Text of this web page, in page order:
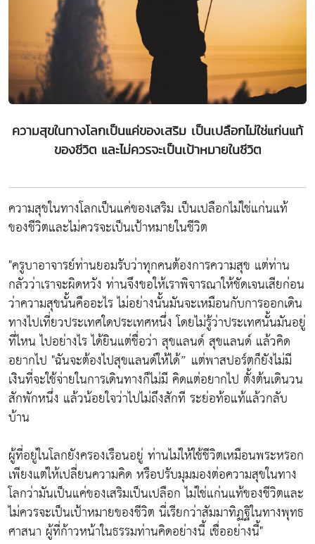
ความสุขในทางโลกเป็นแค่ของเสริม เป็นเปลือกไม่ใช่แก่นแท้
ของชีวิต และไม่ควรจะเป็นเป้าหมายในชีวิต
ความสุขในทางโลกเป็นแค่ของเสริม เป็นเปลือกไม่ใช่แก่นแท้
ของชีวิตและไม่ควรจะเป็นเป้าหมายในชีวิต
"ครูบาอาจารย์ท่านยอมรับว่าทุกคนต้องการความสุข แต่ท่าน
กลัวว่าเราจะผิดหวัง ท่านจึงขอให้เราพิจารณาให้ชัดเจนเสียก่อน
ว่าความสุขนั้นคืออะไร ไม่อย่างนั้นมันจะเหมือนกับการออกเดิน
ทางไปเที่ยวประเทศใดประเทศหนึ่ง โดยไม่รู้ว่าประเทศนั้นมันอยู่
ที่ไหน ไปอย่างไร ได้ยินแต่ชื่อว่า สุขแลนด์ สุขแลนด์ แล้วคิด
อยากไป "ฉันจะต้องไปสุขแลนด์ให้ได้” แต่พาสปอร์ตก็ยังไม่มี
เงินที่จะใช้จ่ายในการเดินทางก็ไม่มี คิดแต่อยากไป ตั้งต้นเดินวน
สักพักหนึ่ง แล้วน้อยใจว่าไปไม่ถึงสักที ระย่อท้อแท้แล้วกลับ
บ้าน
ผู้ที่อยู่ในโลกยังครองเรือนอยู่ ท่านไม่ให้ใช้ชีวิตเหมือนพระหรอก
เพียงแต่ให้เปลี่ยนความคิด หรือปรับมุมมองต่อความสุขในทาง
โลกว่ามันเป็นแค่ของเสริมเป็นเปลือก ไม่ใช่แก่นแท้ของชีวิตและ
ไม่ควรจะเป็นเป้าหมายของชีวิต นี่เรียกว่าสัมมาทิฏฐิในทางพุทธ
ศาสนา ผู้ที่ก้าวหน้าในธรรมท่านคิดอย่างนี้ เชื่ออย่างนี้"